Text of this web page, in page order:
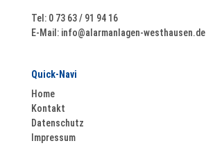
Tel: 0 73 63 / 91 94 16
E-Mail: info@alarmanlagen-westhausen.de
Quick-Navi
Home
Kontakt
Datenschutz
Impressum
Mit dem
Karte
akzeptiere
Datenschu